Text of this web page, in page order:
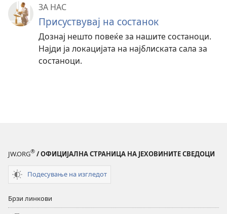
ЗА НАС
Присуствувај на состанок
Дознај нешто повеќе за нашите состаноци.
Најди ја локацијата на најблиската сала за
состаноци.
JW.ORG® / ОФИЦИЈАЛНА СТРАНИЦА НА ЈЕХОВИНИТЕ СВЕДОЦИ
Подесување на изгледот
Брзи линкови